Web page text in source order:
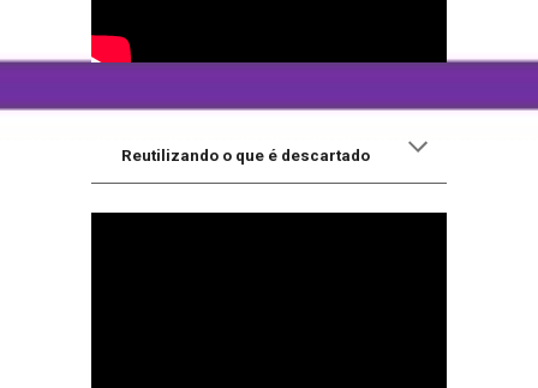
Reutilizando o que é descartado